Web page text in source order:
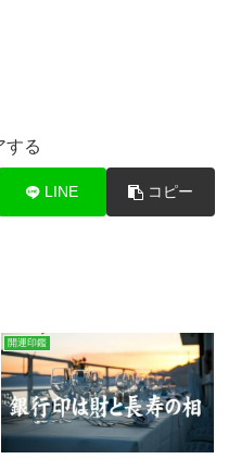
する
LINE コピー
開運印鑑